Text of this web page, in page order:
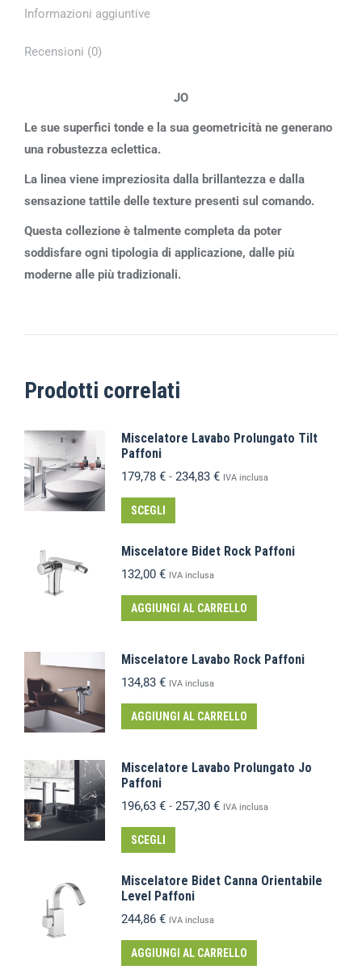
Informazioni aggiuntive
Recensioni (0)
JO
Le sue superfici tonde e la sua geometricità ne generano
una robustezza eclettica.
La linea viene impreziosita dalla brillantezza e dalla
sensazione tattile delle texture presenti sul comando.
Questa collezione è talmente completa da poter
soddisfare ogni tipologia di applicazione, dalle più
moderne alle più tradizionali.
Prodotti correlati
Miscelatore Lavabo Prolungato Tilt
Paffoni
179,78 € - 234,83 € IVA inclusa
SCEGLI
Miscelatore Bidet Rock Paffoni
132,00 € IVA inclusa
AGGIUNGI AL CARRELLO
Miscelatore Lavabo Rock Paffoni
134,83 € IVA inclusa
AGGIUNGI AL CARRELLO
Miscelatore Lavabo Prolungato Jo
Paffoni
196,63 € - 257,30 € IVA inclusa
SCEGLI
Miscelatore Bidet Canna Orientabile
Level Paffoni
244,86 € IVA inclusa
AGGIUNGI AL CARRELLO